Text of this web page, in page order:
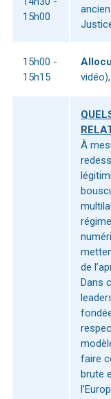
15h00
15h00 -
15h15
À
de
Dans
faire
brute